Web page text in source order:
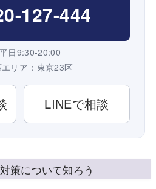
127-444
日9:30-20:00
リア：東京23区
LINEで相談
策について知ろう